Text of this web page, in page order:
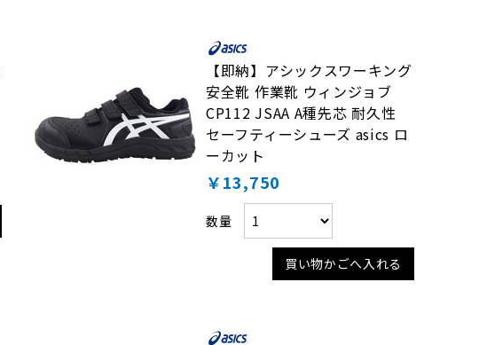
【即納】アシックスワーキング
安全靴 作業靴 ウィンジョブ
CP112 JSAA A種先芯 耐久性
セーフティーシューズ asics ロ
ーカット
￥13,750
数量
買い物かごへ入れる